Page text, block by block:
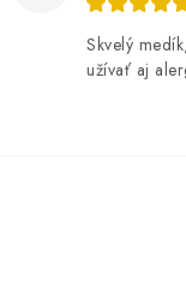
Skvelý
užívať aj